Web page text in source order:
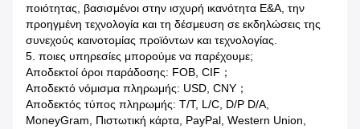
ποιότητας, βασισμένοι στην ισχυρή ικανότητα Ε&Α, την
προηγμένη τεχνολογία και τη δέσμευση σε εκδηλώσεις της
συνεχούς καινοτομίας προϊόντων και τεχνολογίας.
5. ποιες υπηρεσίες μπορούμε να παρέχουμε;
Αποδεκτοί όροι παράδοσης: FOB, CIF；
Αποδεκτό νόμισμα πληρωμής: USD, CNY；
Αποδεκτός τύπος πληρωμής: T/T, L/C, D/P D/A,
MoneyGram, Πιστωτική κάρτα, PayPal, Western Union,